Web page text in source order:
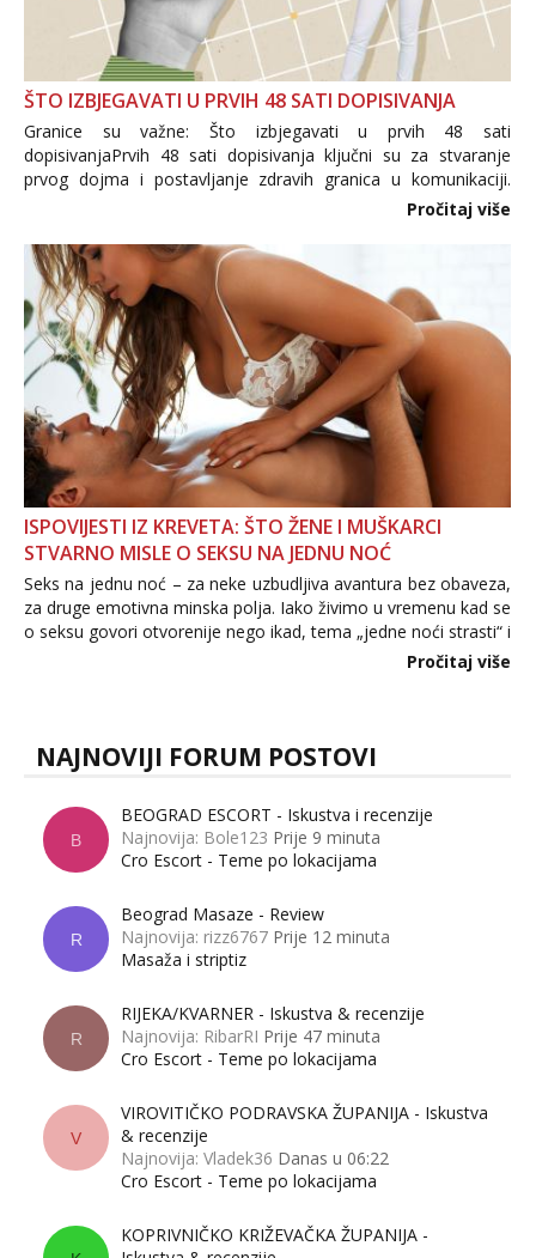
ŠTO IZBJEGAVATI U PRVIH 48 SATI DOPISIVANJA
Granice su važne: Što izbjegavati u prvih 48 sati
dopisivanjaPrvih 48 sati dopisivanja ključni su za stvaranje
prvog dojma i postavljanje zdravih granica u komunikaciji.
Važno je izbjeći prebrzo otkrivanje osobnih ili intimnih
informacija, jer nepoznata osoba još nije zaslužila to
povjerenje. Takođe...
Pročitaj više
ISPOVIJESTI IZ KREVETA: ŠTO ŽENE I MUŠKARCI
STVARNO MISLE O SEKSU NA JEDNU NOĆ
Seks na jednu noć – za neke uzbudljiva avantura bez obaveza,
za druge emotivna minska polja. Iako živimo u vremenu kad se
o seksu govori otvorenije nego ikad, tema „jedne noći strasti“ i
dalje izaziva burne rasprave. Što zapravo misle žene, a što
Pročitaj više
NAJNOVIJI FORUM POSTOVI
B
BEOGRAD ESCORT - Iskustva i recenzije
Najnovija: Bole123 Prije 9 minuta
Cro Escort - Teme po lokacijama
R
Beograd Masaze - Review
Najnovija: rizz6767 Prije 12 minuta
Masaža i striptiz
R
RIJEKA/KVARNER - Iskustva & recenzije
Najnovija: RibarRI Prije 47 minuta
Cro Escort - Teme po lokacijama
V
VIROVITIČKO PODRAVSKA ŽUPANIJA - Iskustva
& recenzije
Najnovija: Vladek36 Danas u 06:22
Cro Escort - Teme po lokacijama
KOPRIVNIČKO KRIŽEVAČKA ŽUPANIJA -